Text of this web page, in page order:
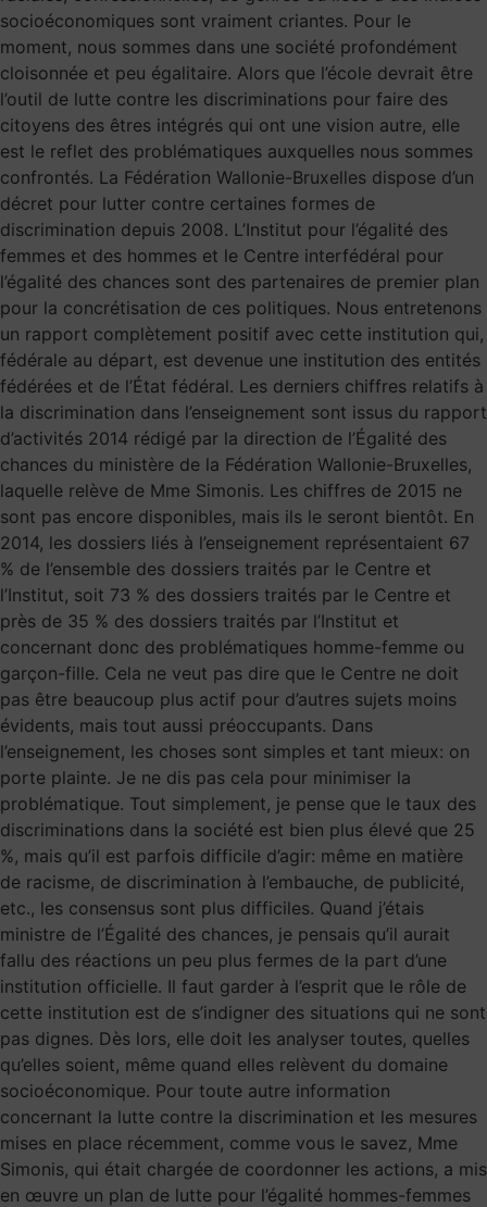
socioéconomiques sont vraiment criantes. Pour le
moment, nous sommes dans une société profondément
cloisonnée et peu égalitaire. Alors que l’école devrait être
l’outil de lutte contre les discriminations pour faire des
citoyens des êtres intégrés qui ont une vision autre, elle
est le reflet des problématiques auxquelles nous sommes
confrontés. La Fédération Wallonie-Bruxelles dispose d’un
décret pour lutter contre certaines formes de
discrimination depuis 2008. L’Institut pour l’égalité des
femmes et des hommes et le Centre interfédéral pour
l’égalité des chances sont des partenaires de premier plan
pour la concrétisation de ces politiques. Nous entretenons
un rapport complètement positif avec cette institution qui,
fédérale au départ, est devenue une institution des entités
fédérées et de l’État fédéral. Les derniers chiffres relatifs à
la discrimination dans l’enseignement sont issus du rapport
d’activités 2014 rédigé par la direction de l’Égalité des
chances du ministère de la Fédération Wallonie-Bruxelles,
laquelle relève de Mme Simonis. Les chiffres de 2015 ne
sont pas encore disponibles, mais ils le seront bientôt. En
2014, les dossiers liés à l’enseignement représentaient 67
% de l’ensemble des dossiers traités par le Centre et
l’Institut, soit 73 % des dossiers traités par le Centre et
près de 35 % des dossiers traités par l’Institut et
concernant donc des problématiques homme-femme ou
garçon-fille. Cela ne veut pas dire que le Centre ne doit
pas être beaucoup plus actif pour d’autres sujets moins
évidents, mais tout aussi préoccupants. Dans
l’enseignement, les choses sont simples et tant mieux: on
porte plainte. Je ne dis pas cela pour minimiser la
problématique. Tout simplement, je pense que le taux des
discriminations dans la société est bien plus élevé que 25
%, mais qu’il est parfois difficile d’agir: même en matière
de racisme, de discrimination à l’embauche, de publicité,
etc., les consensus sont plus difficiles. Quand j’étais
ministre de l’Égalité des chances, je pensais qu’il aurait
fallu des réactions un peu plus fermes de la part d’une
institution officielle. Il faut garder à l’esprit que le rôle de
cette institution est de s’indigner des situations qui ne sont
pas dignes. Dès lors, elle doit les analyser toutes, quelles
qu’elles soient, même quand elles relèvent du domaine
socioéconomique. Pour toute autre information
concernant la lutte contre la discrimination et les mesures
mises en place récemment, comme vous le savez, Mme
Simonis, qui était chargée de coordonner les actions, a mis
en œuvre un plan de lutte pour l’égalité hommes-femmes